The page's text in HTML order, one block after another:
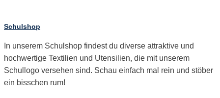
Schulshop
In unserem Schulshop findest du diverse attraktive und
hochwertige Textilien und Utensilien, die mit unserem
Schullogo versehen sind. Schau einfach mal rein und stöber
ein bisschen rum!